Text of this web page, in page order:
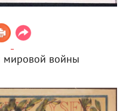
мировой войны